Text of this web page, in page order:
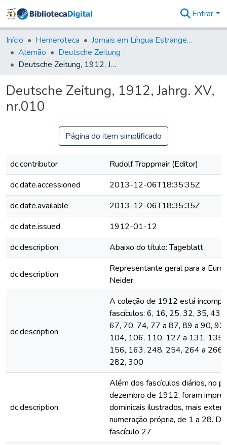
&
Coleções
Tudo na
Biblioteca
Estatísticas
Entrar
Início Hemeroteca
Jornais em Língua Estrangeira
Alemão
Deutsche Zeitung
Deutsche Zeitung, 1912, Jahrg. XV, nr.010
Deutsche Zeitung, 1912, Jahrg. XV,
nr.010
Página do item simplificado
dc.contributor
Rudolf Troppmair (Editor)
dc.date.accessioned
2013-12-06T18:35:35Z
dc.date.available
2013-12-06T18:35:35Z
dc.date.issued
1912-01-12
dc.description
Abaixo do título: Tageblatt
dc.description
Representante geral para a
Neider
dc.description
A coleção de 1912 está
fascículos: 6, 16, 25, 32, 35, 43,
67, 70, 74, 77 a 87, 89 a 90,
104, 106, 110, 127 a 131,
156, 163, 248, 254, 264 a
282, 300
dc.description
Além dos fascículos diários, no
dezembro de 1912, foram
dominicais ilustrados, mais
numeração própria, de 1 a 28.
fascículo 27